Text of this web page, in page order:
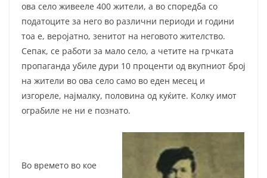
ова село живееле 400 жители, а во споредба со
податоците за него во различни периоди и години
тоа е, веројатно, зенитот на неговото жителство.
Сепак, се работи за мало село, а четите на грчката
пропаганда убиле дури 10 проценти од вкупниот број
на жители во ова село само во еден месец и
изгореле, најмалку, половина од куќите. Колку имот
ограбиле не ни е познато.
Во времето во кое